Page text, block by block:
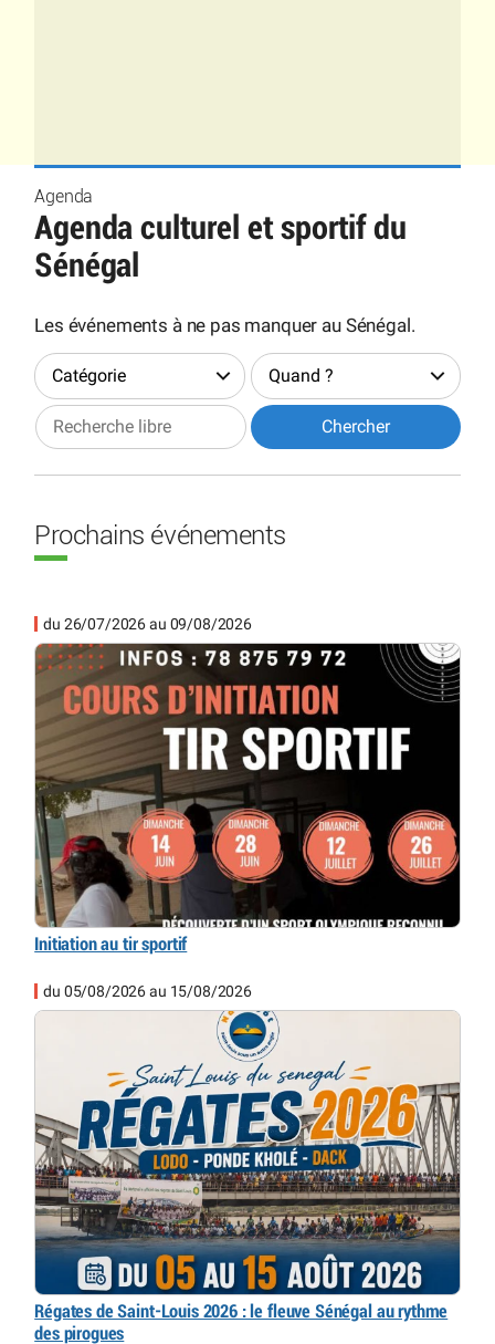
Agenda
Agenda culturel et sportif du
Sénégal
Les événements à ne pas manquer au Sénégal.
Prochains événements
du 26/07/2026 au 09/08/2026
Initiation au tir sportif
du 05/08/2026 au 15/08/2026
Régates de Saint-Louis 2026 : le fleuve Sénégal au rythme
des pirogues